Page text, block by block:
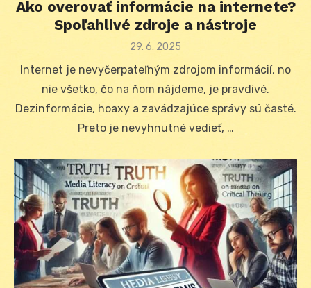
Ako overovať informácie na internete?
Spoľahlivé zdroje a nástroje
Posted
29. 6. 2025
Internet je nevyčerpateľným zdrojom informácií, no
nie všetko, čo na ňom nájdeme, je pravdivé.
Dezinformácie, hoaxy a zavádzajúce správy sú časté.
Preto je nevyhnutné vedieť, …